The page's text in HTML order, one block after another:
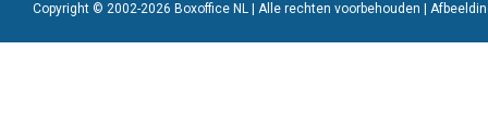
Copyright © 2002-2026 Boxoffice NL | Alle rechten voorbehouden |